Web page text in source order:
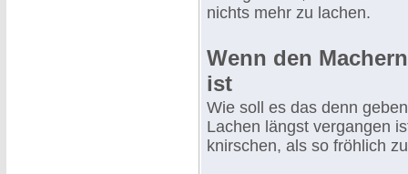
nichts mehr zu lachen.
Wenn den
ist
Wie soll es das denn
Lachen längst vergangen
knirschen, als so fröhlich